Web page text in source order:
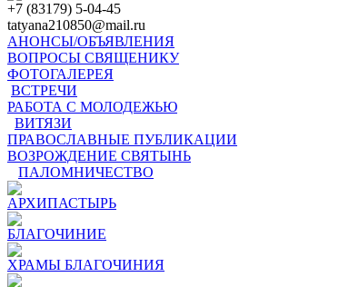
+7 (83179) 5-04-45
tatyana210850@mail.ru
АНОНСЫ/ОБЪЯВЛЕНИЯ
ВОПРОСЫ СВЯЩЕНИКУ
ФОТОГАЛЕРЕЯ
ВСТРЕЧИ
РАБОТА С МОЛОДЕЖЬЮ
ВИТЯЗИ
ПРАВОСЛАВНЫЕ ПУБЛИКАЦИИ
ВОЗРОЖДЕНИЕ СВЯТЫНЬ
ПАЛОМНИЧЕСТВО
АРХИПАСТЫРЬ
БЛАГОЧИНИЕ
ХРАМЫ БЛАГОЧИНИЯ